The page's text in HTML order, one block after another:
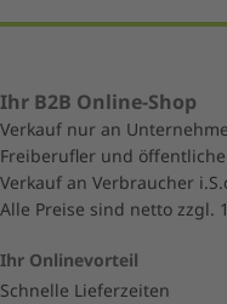
Ihr B2B Online-Shop
Verkauf nur an
Freiberufler und
Verkauf an Verbraucher
Alle Preise sind netto zzgl.
Ihr Onlinevorteil
Schnelle Lieferzeiten